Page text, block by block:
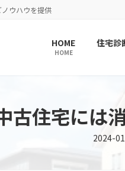
ウハウを提供
HOME
HOME
住宅診
古住宅には
2024-